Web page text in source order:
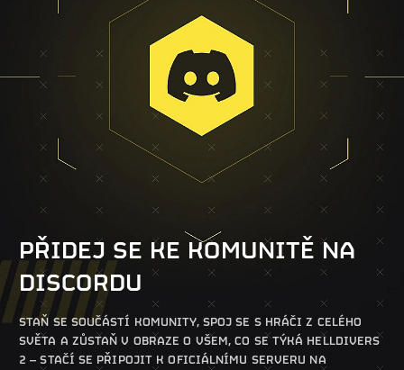
PŘIDEJ SE KE KOMUNITĚ NA
DISCORDU
STAŇ SE SOUČÁSTÍ KOMUNITY, SPOJ SE S HRÁČI Z CELÉHO
SVĚTA A ZŮSTAŇ V OBRAZE O VŠEM, CO SE TÝKÁ HELLDIVERS
2 – STAČÍ SE PŘIPOJIT K OFICIÁLNÍMU SERVERU NA